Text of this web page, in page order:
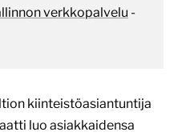
verkkopalvelu -
kiinteistöasiantuntija
luo asiakkaidensa